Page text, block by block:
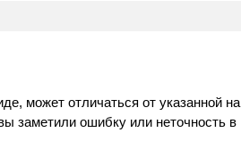
может отличаться от указанной на
заметили ошибку или неточность в